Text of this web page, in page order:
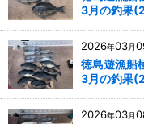
3月の釣果
2026年03月
徳島遊漁船
3月の釣果
2026年03月